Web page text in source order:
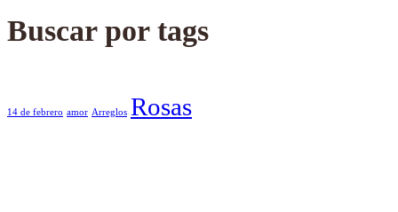
Buscar por tags
14 de febrero amor Arreglos Rosas